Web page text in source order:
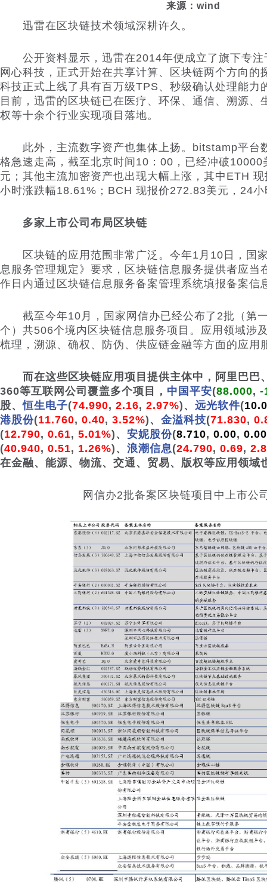
来源：wind
迅雷在区块链技术领域深耕许久。
公开资料显示，迅雷在2014年便成立了旗下专注
网心科技，正式开始在共享计算、区块链两个方向的
科技正式上线了具有百万级TPS、秒级确认处理能力
目前，迅雷的区块链已在医疗、环保、通信、溯源、
权等十余个行业实现项目落地。
此外，主流数字资产也集体上扬。bitstamp平台
格急速走高，截至北京时间10：00，已经冲破
元；其他主流加密资产也出现大幅上涨，其中ETH
小时涨跌幅18.61%；BCH 现报价272.83美元，24
多家上市公司布局区块链
区块链的应用范围非常广泛。今年1月10日，国
息服务管理规定》要求，区块链信息服务提供者应当
作日内通过区块链信息服务备案管理系统填报备案信
截至今年10月，国家网信办已经公布了2批（第
个）共506个境内区块链信息服务项目。应用领域涉
梳理，溯源、确权、防伪、供应链金融等方面的应用
而在这些区块链应用项目提供主体中，阿里巴巴
360等互联网公司覆盖多个项目， 中国平安(88.000, -
股、恒生电子(74.990, 2.16, 2.97%) 、 远光软件(
港股份(11.760, 0.40, 3.52%) 、 金溢科技(71.830,
(12.790, 0.61, 5.01%) 、 安妮股份(8.710, 0.00,
(40.940, 0.51, 1.26%) 、 浪潮信息(24.790, 0.69,
在金融、能源、物流、交通、贸易、版权等应用领域
网信办2批备案区块链项目中上市公